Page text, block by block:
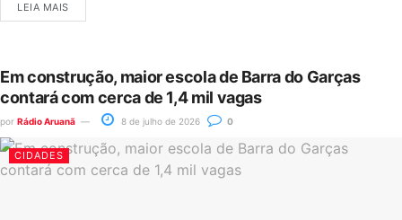
LEIA MAIS
Em construção, maior escola de Barra do Garças
contará com cerca de 1,4 mil vagas
por Rádio Aruanã 8 de julho de 2026 0
CIDADES